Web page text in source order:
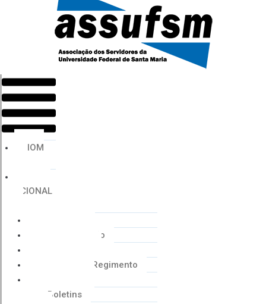
Menu
HOM
UCIONAL
Coordenação
Estatuto e Regimento
Boletins